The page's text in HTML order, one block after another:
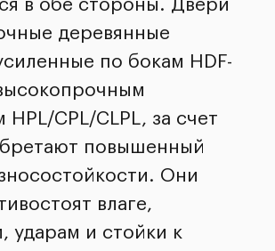
в обе стороны. Двери
деревянные
по бокам HDF-
HPL/CPL/CLPL, за счет
повышенный
Они
влаге,
ударам и стойки к